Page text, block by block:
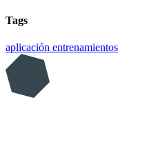
Tags
aplicación entrenamientos